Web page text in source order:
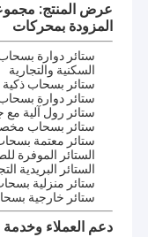
المزودة بمحركات
ستائر دوارة
السكنية والتجارية
ستائر بسحاب ذكية
ستائر دوارة
ستائر رول آلية مع
ستائر بسحاب
ستائر معتمة
الستائر الموفرة
الستائر البريدية
ستائر منزلية
ستائر خارجية
دعم العملاء وخدمة